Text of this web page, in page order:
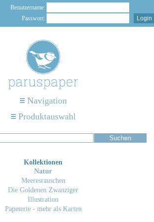
Benutzername:
Passwort:
Navigation
Produktauswahl
Kollektionen
Natur
Meeresrauschen
Die Goldenen Zwanziger
Illustration
Papeterie - mehr als Karten